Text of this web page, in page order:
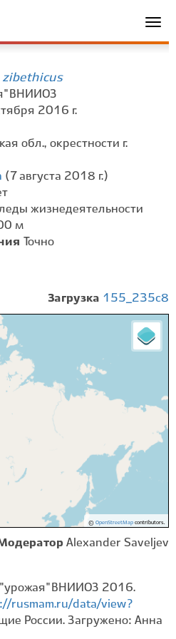
zibethicus
ВНИИОЗ
2016 г.
обл., окрестности г.
(7 августа 2018 г.)
жизнедеятельности
м
Точно
Загрузка 155_235c8
© OpenStreetMapcontributors.
Alexander Saveljev
"урожая" ВНИИОЗ 2016.
rusmam.ru/data/view?
России. Загружено: Анна